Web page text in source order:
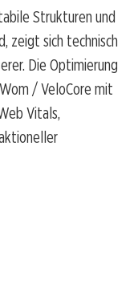
Strukturen und
zeigt sich technisch
Die Optimierung
/ VeloCore mit
Vitals,